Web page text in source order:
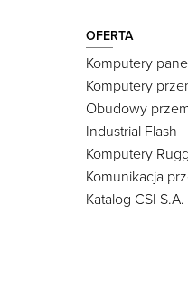
OFERTA
Komputery
Komputery
Obudowy
Industrial Flash
Komputery
Komunikacja
Katalog CSI S.A.